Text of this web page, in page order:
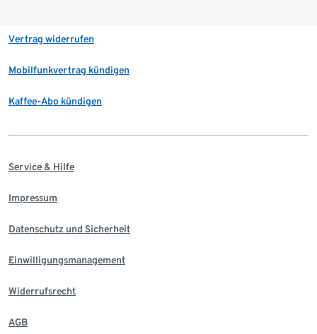
Vertrag widerrufen
Mobilfunkvertrag kündigen
Kaffee-Abo kündigen
Service & Hilfe
Impressum
Datenschutz und Sicherheit
Einwilligungsmanagement
Widerrufsrecht
AGB